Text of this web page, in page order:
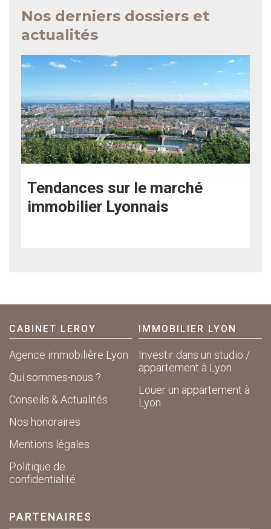
Nos derniers dossiers et
actualités
Tendances sur le marché
immobilier Lyonnais
CABINET LEROY
Agence immobilière Lyon
Qui sommes-nous ?
Conseils & Actualités
Nos honoraires
Mentions légales
Politique de
confidentialité
IMMOBILIER LYON
Investir dans un studio /
appartement à Lyon
Louer un appartement à
Lyon
PARTENAIRES